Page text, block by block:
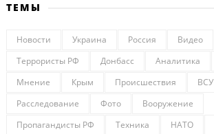
ТЕМЫ
Новости Украина Россия Видео
Террористы РФ
Донбасс Аналитика
Мнение
Крым Происшествия
ВСУ
Расследование
Фото
Вооружение
Пропагандисты РФ
Техника НАТО